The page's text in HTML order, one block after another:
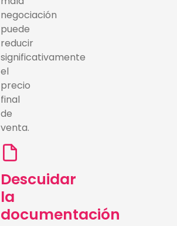
negociación
puede
reducir
significativamente
el
precio
final
de
venta.
Descuidar
la
documentación